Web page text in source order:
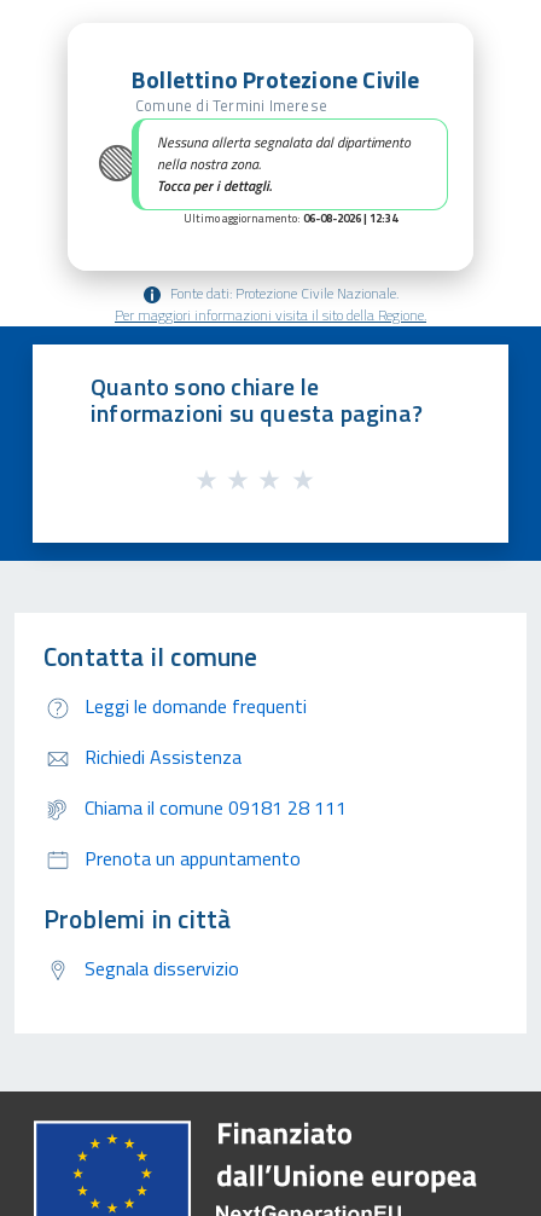
🟢
Bollettino Protezione Civile
Comune di Termini Imerese
Nessuna allerta segnalata dal dipartimento
nella nostra zona.
Tocca per i dettagli.
Ultimo aggiornamento: 06-08-2026 | 12:34
Fonte dati: Protezione Civile Nazionale.
Per maggiori informazioni visita il sito della Regione.
Quanto sono chiare le
informazioni su questa pagina?
Contatta il comune
Leggi le domande frequenti
Richiedi Assistenza
Chiama il comune 09181 28 111
Prenota un appuntamento
Problemi in città
Segnala disservizio